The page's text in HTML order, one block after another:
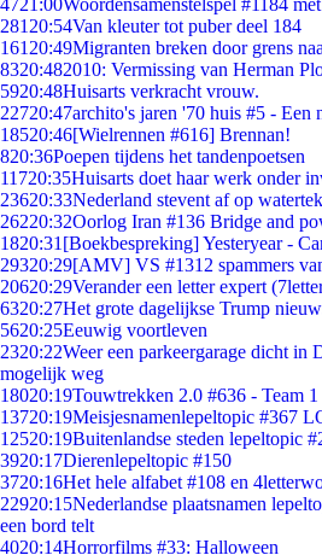
4721:00Woordensamenstelspel #1184
281 20:54Van kleuter tot puber deel 184
161 20:49Migranten breken door grens
8320:482010: Vermissing van Herman
5920:48Huisarts verkracht vrouw.
22720:47archito's jaren '70 huis #5 - Een
18520:46[Wielrennen #616] Brennan!
820:36Poepen tijdens het tandenpoetsen
11720:35Huisarts doet haar werk onder
23620:33Nederland stevent af op
26220:32Oorlog Iran #136 Bridge and
1820:31 [Boekbespreking] Yesteryear -
29320:29[AMV] VS #1312 spammers
20620:29Verander een letter expert
6320:27Het grote dagelijkse Trump
5620:25Eeuwig voortleven
2320:22Weer een parkeergarage dicht in
mogelijk weg
18020:19Touwtrekken 2.0 #636 - Team
13720:19Meisjesnamenlepeltopic #367
12520:19Buitenlandse steden lepeltopic
3920:17Dierenlepeltopic #150
3720:16Het hele alfabet #108 en
22920:15Nederlandse plaatsnamen
een bord telt
4020:14Horrorfilms #33: Halloween